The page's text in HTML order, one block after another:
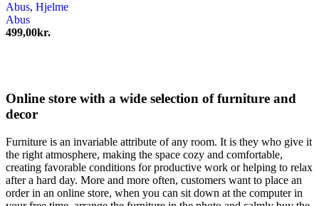
Abus, Hjelme
Abus
499,00kr.
Online store with a wide selection of furniture and
decor
Furniture is an invariable attribute of any room. It is they who give it
the right atmosphere, making the space cozy and comfortable,
creating favorable conditions for productive work or helping to relax
after a hard day. More and more often, customers want to place an
order in an online store, when you can sit down at the computer in